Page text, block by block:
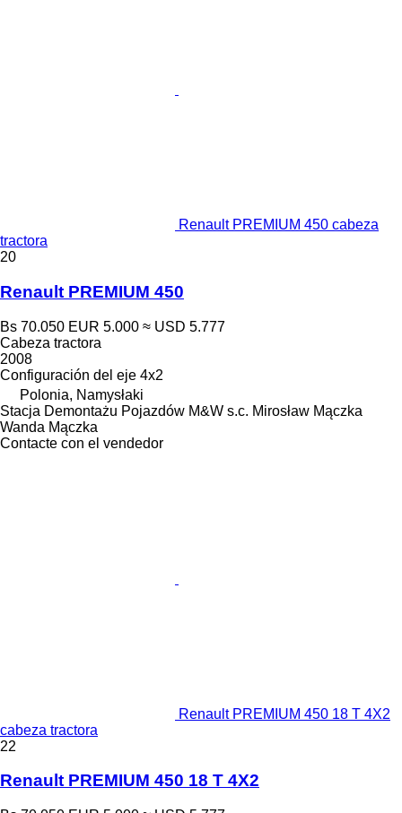
Renault PREMIUM 450 cabeza
tractora
20
Renault PREMIUM 450
Bs 70.050 EUR 5.000 ≈ USD 5.777
Cabeza tractora
2008
Configuración del eje 4x2
Polonia, Namysłaki
Stacja Demontażu Pojazdów M&W s.c. Mirosław Mączka
Wanda Mączka
Contacte con el vendedor
Renault PREMIUM 450 18 T 4X2
cabeza tractora
22
Renault PREMIUM 450 18 T 4X2